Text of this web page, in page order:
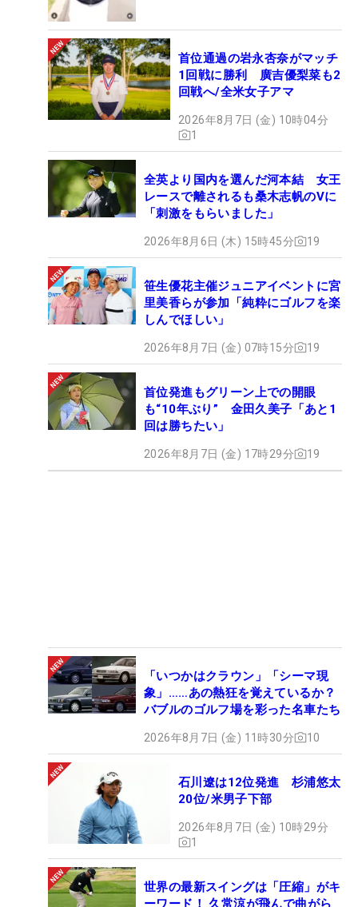
首位通過の岩永杏奈がマッチ
1回戦に勝利 廣吉優梨菜も2
回戦へ/全米女子アマ
2026年8月7日 (金) 10時04分
1
全英より国内を選んだ河本結 女王
レースで離されるも桑木志帆のVに
「刺激をもらいました」
2026年8月6日 (木) 15時45分 19
笹生優花主催ジュニアイベントに宮
里美香らが参加「純粋にゴルフを楽
しんでほしい」
2026年8月7日 (金) 07時15分 19
首位発進もグリーン上での開眼
も“10年ぶり” 金田久美子「あと1
回は勝ちたい」
2026年8月7日 (金) 17時29分 19
「いつかはクラウン」「シーマ現
象」……あの熱狂を覚えているか？
バブルのゴルフ場を彩った名車たち
2026年8月7日 (金) 11時30分 10
石川遼は12位発進 杉浦悠太
20位/米男子下部
2026年8月7日 (金) 10時29分
1
世界の最新スイングは「圧縮」がキ
ーワード！ 久常涼が飛んで曲がら